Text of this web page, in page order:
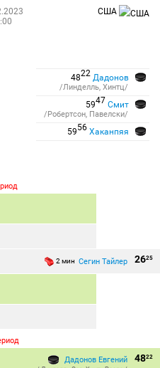
США
4822 Дадонов
/Линделль, Хинтц/
5947 Смит
/Робертсон, Павелски/
5956 Хаканпяя
2625
2 мин Сегин Тайлер
4822
Дадонов Евгений